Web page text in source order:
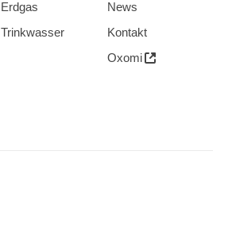
Erdgas
Trinkwasser
News
Kontakt
Oxomi